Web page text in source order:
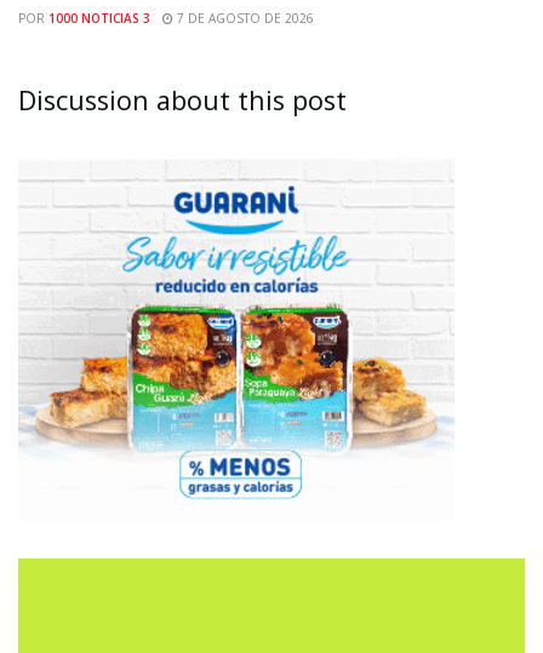
POR 1000 NOTICIAS 3 7 DE AGOSTO DE 2026
Discussion about this post